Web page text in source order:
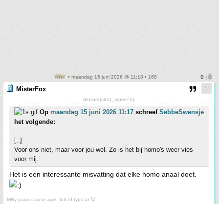
• maandag 15 juni 2026 @ 11:18 • 168
MisterFox
declare(strict_types=1);
Op maandag 15 juni 2026 11:17 schreef SebbeSwensje
het volgende:
[..]
Voor ons niet, maar voor jou wel. Zo is het bij homo's weer vies
voor mij.
Het is een interessante misvatting dat elke homo anaal doet.
MNy paws caiuse aaS ;lotr of typo'zx 🦊